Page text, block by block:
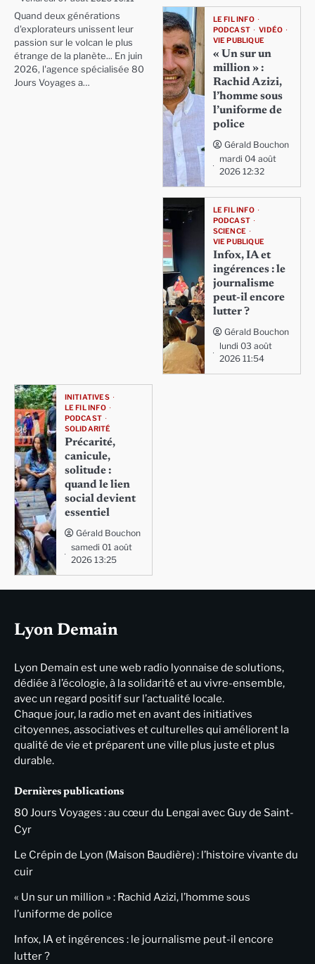
Quand deux générations
d'explorateurs unissent leur
passion sur le volcan le plus
étrange de la planète... En juin
2026, l'agence spécialisée 80
Jours Voyages a…
LE FIL INFO
PODCAST
VIDÉO
VIE PUBLIQUE
« Un sur un
million » :
Rachid Azizi,
l’homme sous
l’uniforme de
police
Gérald Bouchon
mardi 04 août
2026 12:32
LE FIL INFO
PODCAST
SCIENCE
VIE PUBLIQUE
Infox, IA et
ingérences : le
journalisme
peut-il encore
lutter ?
Gérald Bouchon
lundi 03 août
2026 11:54
INITIATIVES
LE FIL INFO
PODCAST
SOLIDARITÉ
Précarité,
canicule,
solitude :
quand le lien
social devient
essentiel
Gérald Bouchon
samedi 01 août
2026 13:25
Lyon Demain
Lyon Demain est une web radio lyonnaise de solutions,
dédiée à l’écologie, à la solidarité et au vivre-ensemble,
avec un regard positif sur l’actualité locale.
Chaque jour, la radio met en avant des initiatives
citoyennes, associatives et culturelles qui améliorent la
qualité de vie et préparent une ville plus juste et plus
durable.
Dernières publications
80 Jours Voyages : au cœur du Lengai avec Guy de Saint-
Cyr
Le Crépin de Lyon (Maison Baudière) : l’histoire vivante du
cuir
« Un sur un million » : Rachid Azizi, l’homme sous
l’uniforme de police
Infox, IA et ingérences : le journalisme peut-il encore
lutter ?